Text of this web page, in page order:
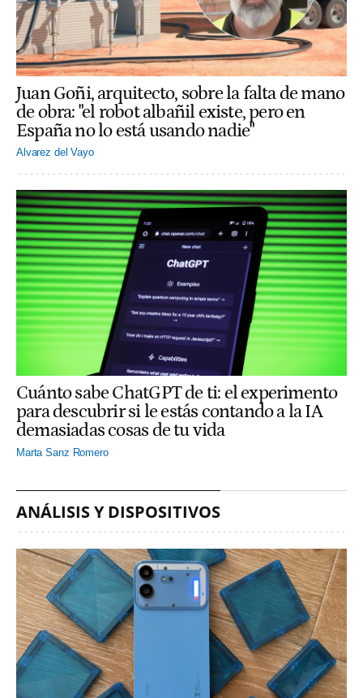
Juan Goñi, arquitecto, sobre la falta de mano
de obra: "el robot albañil existe, pero en
España no lo está usando nadie"
Alvarez del Vayo
Cuánto sabe ChatGPT de ti: el experimento
para descubrir si le estás contando a la IA
demasiadas cosas de tu vida
Marta Sanz Romero
ANÁLISIS Y DISPOSITIVOS